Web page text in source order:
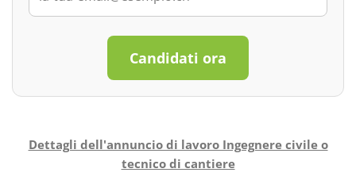
Candidati ora
Dettagli dell'annuncio di lavoro Ingegnere civile o
tecnico di cantiere